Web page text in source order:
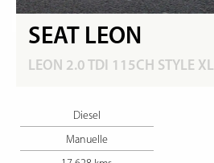
SEAT LEON
LEON 2.0 TDI 115CH STYLE XL
Diesel
Manuelle